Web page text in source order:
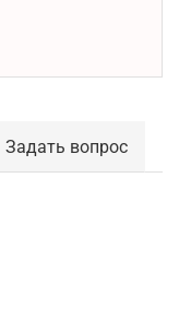
Задать вопрос